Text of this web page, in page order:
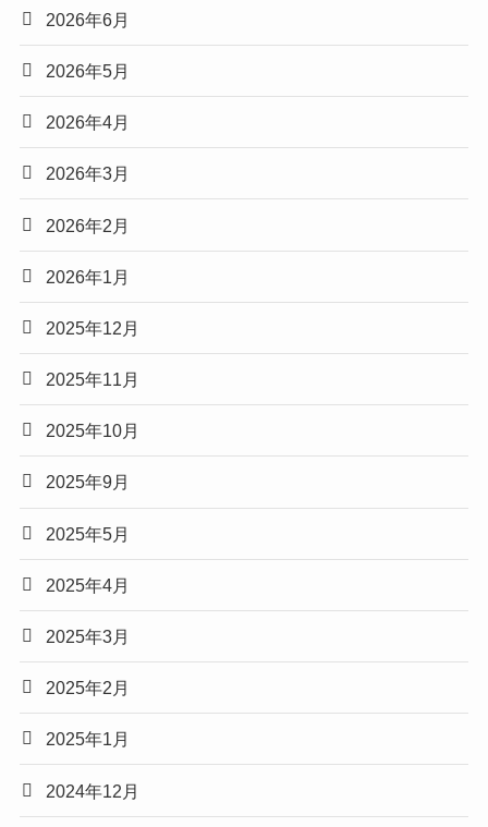
2026年6月
2026年5月
2026年4月
2026年3月
2026年2月
2026年1月
2025年12月
2025年11月
2025年10月
2025年9月
2025年5月
2025年4月
2025年3月
2025年2月
2025年1月
2024年12月